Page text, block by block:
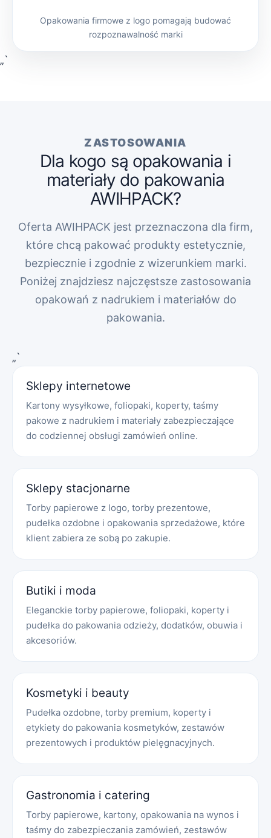
Opakowania firmowe z logo pomagają budować
rozpoznawalność marki
„`
ZASTOSOWANIA
Dla kogo są opakowania i
materiały do pakowania
AWIHPACK?
Oferta AWIHPACK jest przeznaczona dla firm,
które chcą pakować produkty estetycznie,
bezpiecznie i zgodnie z wizerunkiem marki.
Poniżej znajdziesz najczęstsze zastosowania
opakowań z nadrukiem i materiałów do
pakowania.
„`
Sklepy internetowe
Kartony wysyłkowe, foliopaki, koperty, taśmy
pakowe z nadrukiem i materiały zabezpieczające
do codziennej obsługi zamówień online.
Sklepy stacjonarne
Torby papierowe z logo, torby prezentowe,
pudełka ozdobne i opakowania sprzedażowe, które
klient zabiera ze sobą po zakupie.
Butiki i moda
Eleganckie torby papierowe, foliopaki, koperty i
pudełka do pakowania odzieży, dodatków, obuwia i
akcesoriów.
Kosmetyki i beauty
Pudełka ozdobne, torby premium, koperty i
etykiety do pakowania kosmetyków, zestawów
prezentowych i produktów pielęgnacyjnych.
Gastronomia i catering
Torby papierowe, kartony, opakowania na wynos i
taśmy do zabezpieczania zamówień, zestawów